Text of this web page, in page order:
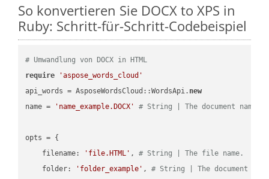
So konvertieren Sie DOCX to XPS in
Ruby: Schritt-für-Schritt-Codebeispiel
# Umwandlung von DOCX in HTML
require
'aspose_words_cloud'
api_words = AsposeWordsCloud::WordsApi. new
name =
'name_example.DOCX' # String | The document name.
opts = {
    filename:
'file.HTML' , # String | The file name.
    folder:
'folder_example' , # String | The document